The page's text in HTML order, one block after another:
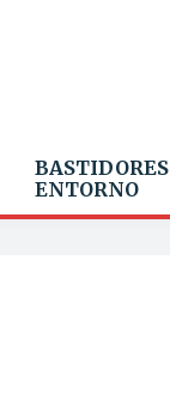
BASTIDORES
ENTORNO